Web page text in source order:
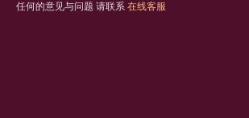
任何的意见与问题 请联系 在线客服